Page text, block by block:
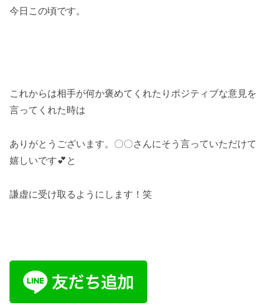
今日この頃です。
これからは相手が何か褒めてくれたりポジティブな意見を
言ってくれた時は
ありがとうございます。〇〇さんにそう言っていただけて
嬉しいです💕と
謙虚に受け取るようにします！笑